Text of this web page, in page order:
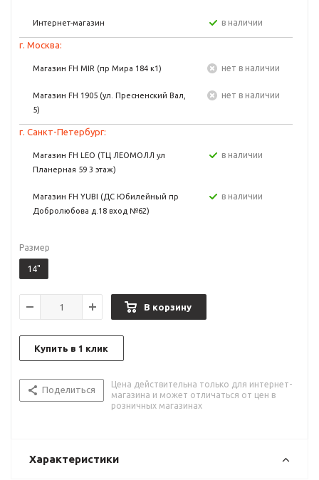
Интернет-магазин в наличии
г. Москва:
Магазин FH MIR (пр Мира 184 к1) Нет в наличии
Магазин FH 1905 (ул. Пресненский Вал,
5)
Нет в наличии
г. Санкт-Петербург:
Магазин FH LEO (ТЦ ЛЕОМОЛЛ ул
Планерная 59 3 этаж)
в наличии
Магазин FH YUBI (ДС Юбилейный пр
Добролюбова д.18 вход №62)
в наличии
Размер
14"
В корзину
Купить в 1 клик
Поделиться
Цена действительна только для интернет-
магазина и может отличаться от цен в
розничных магазинах
Характеристики